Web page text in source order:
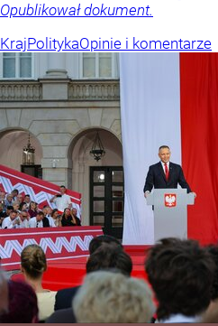
Opublikował dokument.
KrajPolitykaOpinie i komentarze